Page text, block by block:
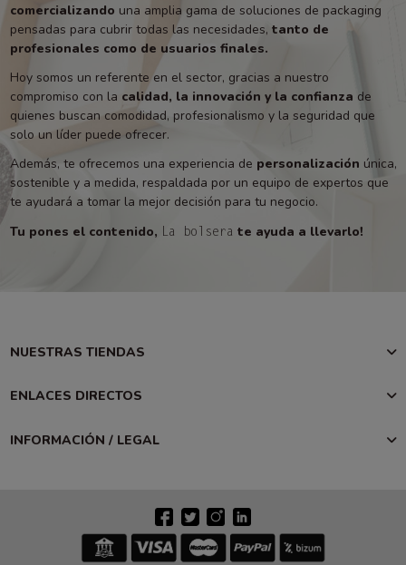
comercializando una amplia gama de soluciones de packaging
pensadas para cubrir todas las necesidades, tanto de
profesionales como de usuarios finales.
Hoy somos un referente en el sector, gracias a nuestro
compromiso con la calidad, la innovación y la confianza de
quienes buscan comodidad, profesionalismo y la seguridad que
solo un líder puede ofrecer.
Además, te ofrecemos una experiencia de personalización única,
sostenible y a medida, respaldada por un equipo de expertos que
te ayudará a tomar la mejor decisión para tu negocio.
Tu pones el contenido, La bolsera te ayuda a llevarlo!
NUESTRAS TIENDAS
ENLACES DIRECTOS
INFORMACIÓN / LEGAL